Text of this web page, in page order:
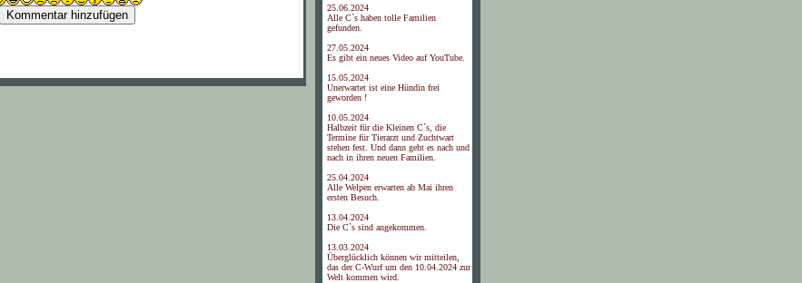
25.06.2024
Alle C`s haben tolle Familien
gefunden.
27.05.2024
Es gibt ein neues Video auf YouTube.
15.05.2024
Unerwartet ist eine Hündin frei
geworden !
10.05.2024
Halbzeit für die Kleinen C´s, die
Termine für Tierarzt und Zuchtwart
stehen fest. Und dann geht es nach und
nach in ihren neuen Familien.
25.04.2024
Alle Welpen erwarten ab Mai ihren
ersten Besuch.
13.04.2024
Die C`s sind angekommen.
13.03.2024
Überglücklich können wir mitteilen,
das der C-Wurf um den 10.04.2024 zur
Welt kommen wird.